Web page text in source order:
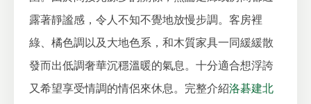
露著靜謐感，令人不知不覺地放慢步調。客房裡
綠、橘色調以及大地色系，和木質家具一同緩緩散
發而出低調奢華沉穩溫暖的氣息。十分適合想浮誇
又希望享受情調的情侶來休息。完整介紹洛碁建北